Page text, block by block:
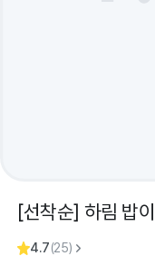
[선착순] 하림 밥
4.7(25)